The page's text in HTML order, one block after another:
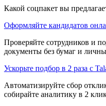
Какой соцпакет вы
Оформляйте кандидатов
Проверяйте сотрудников и
документы без бумаг и
Ускорьте подбор в 2 раза с
Автоматизируйте сбор
собирайте аналитику в 2